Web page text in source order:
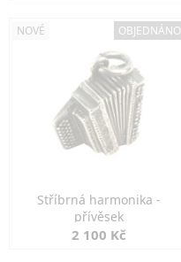
NOVÉ OBJEDNÁNO
Stříbrná harmonika -
přívěsek
2 100 Kč